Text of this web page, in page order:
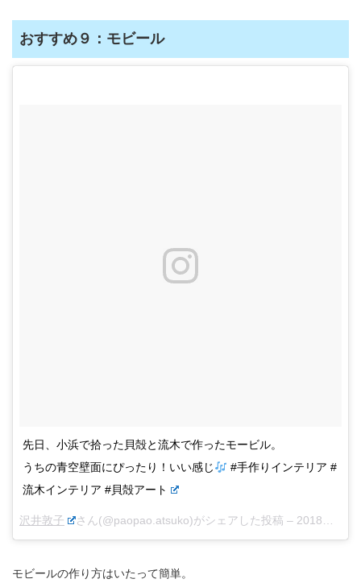
おすすめ９：モビール
先日、小浜で拾った貝殻と流木で作ったモービル。
うちの青空壁面にぴったり！いい感じ
#手作りインテリア #
流木インテリア #貝殻アート
沢井敦子 さん(@paopao.atsuko)がシェアした投稿 – 2018年 3月月24日午後6時28分PDT
モビールの作り方はいたって簡単。